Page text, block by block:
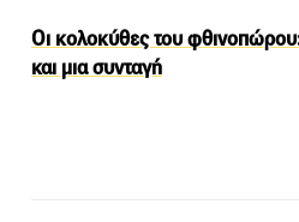
Οι κολοκύθες του φθινοπώρου:
και μια συνταγή